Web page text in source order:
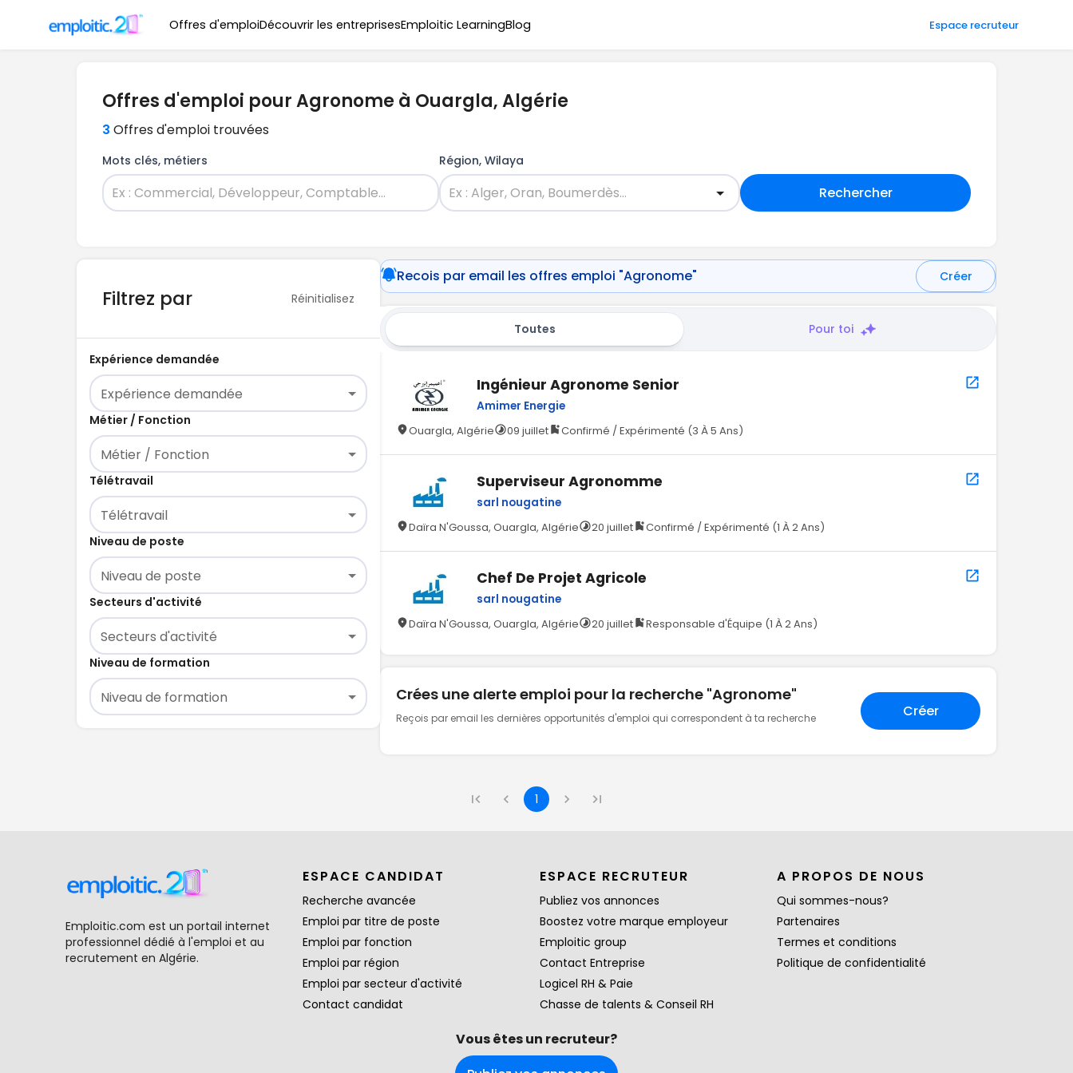
Offres d'emploiDécouvrir les entreprisesEmploitic LearningBlog Espace recruteur
Offres d'emploi pour Agronome à Ouargla, Algérie
3 Offres d'emploi trouvées
Mots clés, métiers Région, Wilaya
Rechercher
Filtrez par Réinitialisez
Expérience demandée
Expérience demandée
Métier / Fonction
Métier / Fonction
Télétravail
Télétravail
Niveau de poste
Niveau de poste
Secteurs d'activité
Secteurs d'activité
Niveau de formation
Niveau de formation
Recois par email les offres emploi "Agronome" Créer
Toutes Pour toi
Ingénieur Agronome Senior
Amimer Energie
Ouargla, Algérie
09 juillet Confirmé / Expérimenté (3 À 5 Ans)
Superviseur Agronomme
sarl nougatine
Daïra N'Goussa, Ouargla, Algérie
20 juillet Confirmé / Expérimenté (1 À 2 Ans)
Chef De Projet Agricole
sarl nougatine
Daïra N'Goussa, Ouargla, Algérie
20 juillet Responsable d'Équipe (1 À 2 Ans)
Crées une alerte emploi pour la recherche "Agronome"
Reçois par email les dernières opportunités d'emploi qui correspondent à ta recherche Créer
1
Emploitic.com est un portail internet
professionnel dédié à l'emploi et au
recrutement en Algérie.
ESPACE CANDIDAT
Recherche avancée
Emploi par titre de poste
Emploi par fonction
Emploi par région
Emploi par secteur d'activité
Contact candidat
ESPACE RECRUTEUR
Publiez vos annonces
Boostez votre marque employeur
Emploitic group
Contact Entreprise
Logicel RH & Paie
Chasse de talents & Conseil RH
A PROPOS DE NOUS
Qui sommes-nous?
Partenaires
Termes et conditions
Politique de confidentialité
Vous êtes un recruteur?